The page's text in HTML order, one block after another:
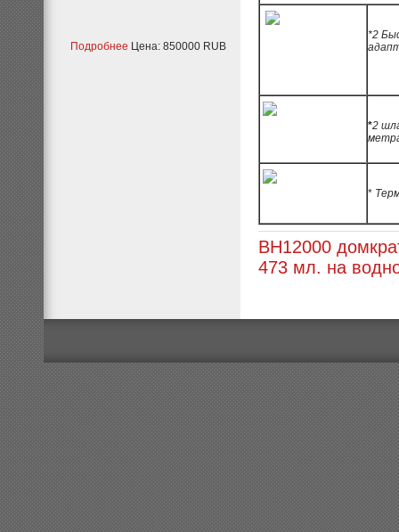
Подробнее Цена: 850000 RUB
*2
*2
*
BH12000
473 мл. на